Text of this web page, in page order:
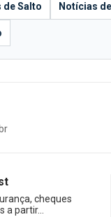
de Salto Notícias
cheques
a partir…